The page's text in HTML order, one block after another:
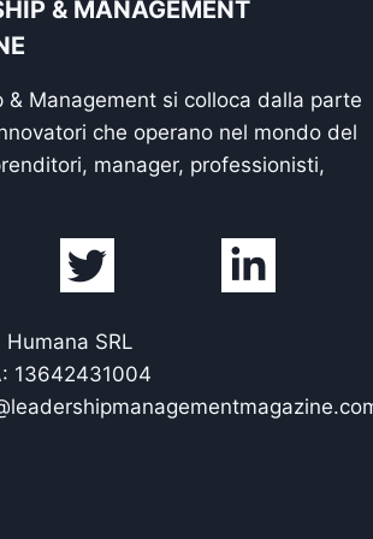
& MANAGEMENT
& Management si colloca dalla parte
che operano nel mondo del
manager, professionisti,
SRL
13642431004